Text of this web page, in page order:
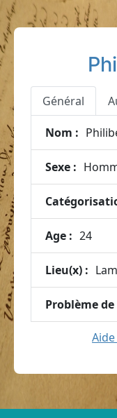
Général
Nom :
Sexe :
Age : 24
Lieu(x) :
Problème